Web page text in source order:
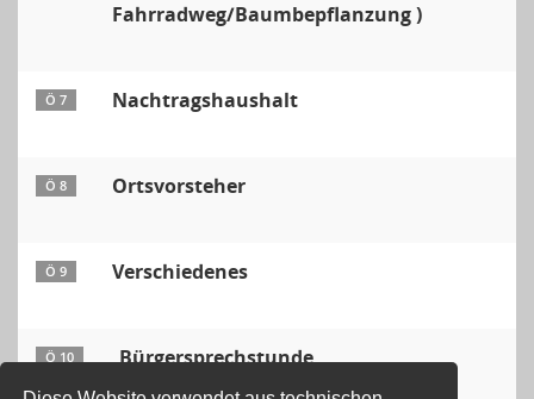
Fahrradweg/Baumbepflanzung )
Ö 7 Nachtragshaushalt
Ö 8 Ortsvorsteher
Ö 9 Verschiedenes
Ö 10 Bürgersprechstunde